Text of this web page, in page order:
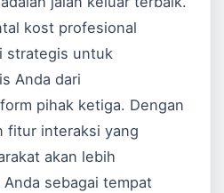
kost profesional
strategis untuk
Anda dari
pihak ketiga. Dengan
fitur interaksi yang
akan lebih
sebagai tempat